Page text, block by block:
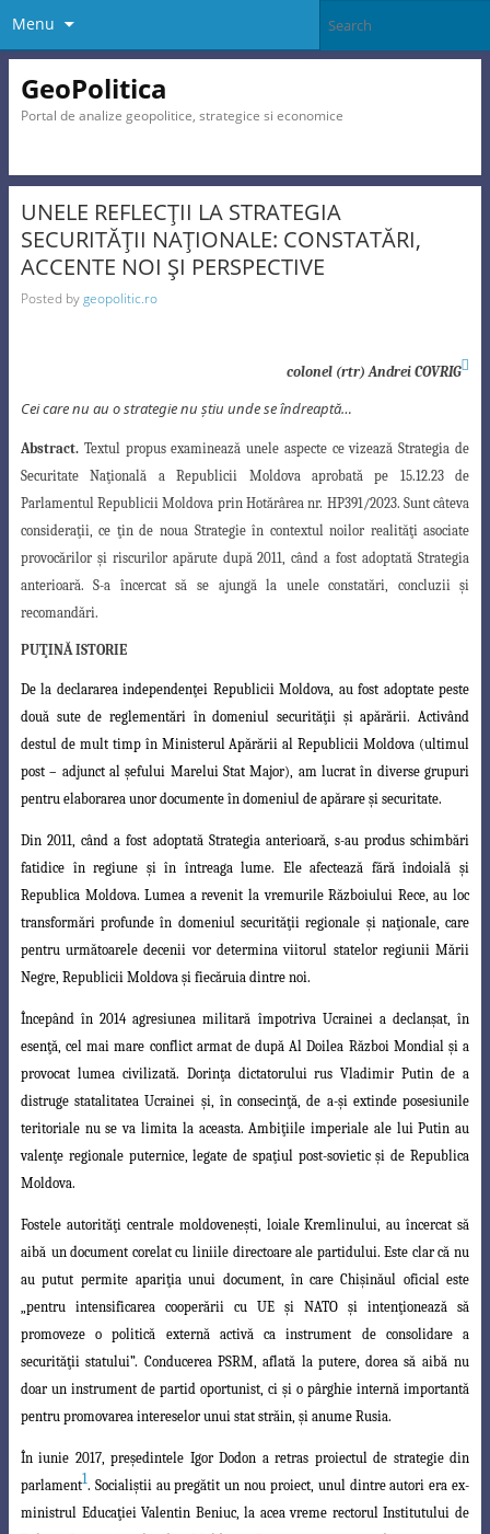
Menu
GeoPolitica
Portal de analize geopolitice, strategice si economice
UNELE REFLECŢII LA STRATEGIA
SECURITĂŢII NAŢIONALE: CONSTATĂRI,
ACCENTE NOI ŞI PERSPECTIVE
Posted bygeopolitic.ro
colonel (rtr) Andrei COVRIG
Cei care nu au o strategie nu ştiu unde se îndreaptă…
Abstract. Textul propus examinează unele aspecte ce vizează Strategia de
Securitate Naţională a Republicii Moldova aprobată pe 15.12.23 de
Parlamentul Republicii Moldova prin Hotărârea nr. HP391/2023. Sunt câteva
consideraţii, ce ţin de noua Strategie în contextul noilor realităţi asociate
provocărilor şi riscurilor apărute după 2011, când a fost adoptată Strategia
anterioară. S-a încercat să se ajungă la unele constatări, concluzii şi
recomandări.
PUŢINĂ ISTORIE
De la declararea independenţei Republicii Moldova, au fost adoptate peste
două sute de reglementări în domeniul securităţii şi apărării. Activând
destul de multtimp în Ministerul Apărării al Republicii Moldova (ultimul
post – adjunct al şefului Marelui Stat Major), am lucrat în diverse grupuri
pentru elaborarea unor documente în domeniul de apărare şi securitate.
Din 2011, când a fost adoptată Strategia anterioară, s-au produs schimbări
fatidice în regiune şi în întreaga lume. Ele afectează fără îndoială şi
Republica Moldova. Lumea a revenit la vremurile Războiului Rece, au loc
transformări profunde în domeniul securităţii regionale şi naţionale, care
pentru următoarele decenii vor determina viitorul statelor regiunii Mării
Negre, Republicii Moldova şi fiecăruia dintre noi.
Începând în 2014 agresiunea militară împotriva Ucrainei a declanşat, în
esenţă , cel mai mare conflict armat de după Al Doilea Război Mondial şi a
provocat lumea civilizată. Dorinţa dictatorului rus Vladimir Putin de a
distruge statalitatea Ucrainei şi , în consecinţă, de a-şi extinde posesiunile
teritoriale nu se va limita la aceasta. Ambiţiile imperiale ale lui Putin au
valenţe regionale puternice, legate de spaţiul post-sovieticşi de Republica
Moldova.
Fostele autorităţi centrale moldoveneşti, loiale Kremlinului, au încercat să
aibă un document corelat cu liniile directoare ale partidului. Este clar că nu
au putut permite apariţia unui document, în care Chişinăul oficial este
„pentru intensificarea cooperării cu UE şi NATO şi intenţionează să
promoveze o politică externă activă ca instrument de consolidare a
securităţii statului”. Conducerea PSRM, aflată la putere, dorea să aibă nu
doar un instrument de partid oportunist, ci şi o pârghie internă importantă
pentru promovarea intereselor unui stat străin, şi anume Rusia.
În iunie 2017, preşedintele Igor Dodon a retras proiectul de strategie din
parlament1. Socialiştii au pregătit un nou proiect, unul dintre autori era ex-
ministrul Educaţiei Valentin Beniuc, la acea vreme rectorul Institutului de